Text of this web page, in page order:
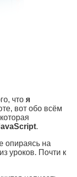
что я
вот обо всём
.
опираясь на
из уроков. Почти к